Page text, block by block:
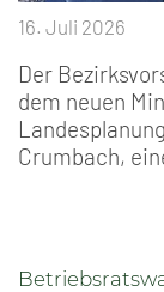
16. Juli 2026
Der
dem neuen
Crumbach,